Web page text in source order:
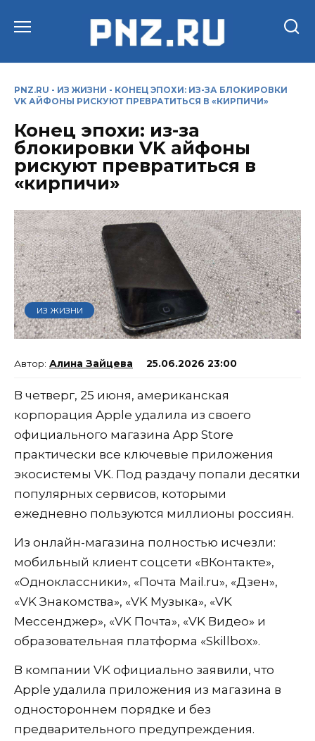
PNZ.RU - ИЗ ЖИЗНИ - КОНЕЦ ЭПОХИ: ИЗ-ЗА БЛОКИРОВКИ
VK АЙФОНЫ РИСКУЮТ ПРЕВРАТИТЬСЯ В «КИРПИЧИ»
Конец эпохи: из-за
блокировки VK айфоны
рискуют превратиться в
«кирпичи»
ИЗ ЖИЗНИ
Алина Зайцева 25.06.2026 23:00
В четверг, 25 июня, американская
корпорация Apple удалила из своего
официального магазина App Store
практически все ключевые приложения
экосистемы VK. Под раздачу попали десятки
популярных сервисов, которыми
ежедневно пользуются миллионы россиян.
Из онлайн-магазина полностью исчезли:
мобильный клиент соцсети «ВКонтакте»,
«Одноклассники», «Почта Mail.ru», «Дзен»,
«VK Знакомства», «VK Музыка», «VK
Мессенджер», «VK Почта», «VK Видео» и
образовательная платформа «Skillbox».
В компании VK официально заявили, что
Apple удалила приложения из магазина в
одностороннем порядке и без
предварительного предупреждения.